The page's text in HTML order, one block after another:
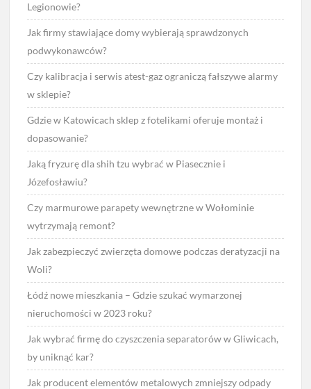
Legionowie?
Jak firmy stawiające domy wybierają sprawdzonych
podwykonawców?
Czy kalibracja i serwis atest-gaz ograniczą fałszywe alarmy
w sklepie?
Gdzie w Katowicach sklep z fotelikami oferuje montaż i
dopasowanie?
Jaką fryzurę dla shih tzu wybrać w Piasecznie i
Józefosławiu?
Czy marmurowe parapety wewnętrzne w Wołominie
wytrzymają remont?
Jak zabezpieczyć zwierzęta domowe podczas deratyzacji na
Woli?
Łódź nowe mieszkania – Gdzie szukać wymarzonej
nieruchomości w 2023 roku?
Jak wybrać firmę do czyszczenia separatorów w Gliwicach,
by uniknąć kar?
Jak producent elementów metalowych zmniejszy odpady